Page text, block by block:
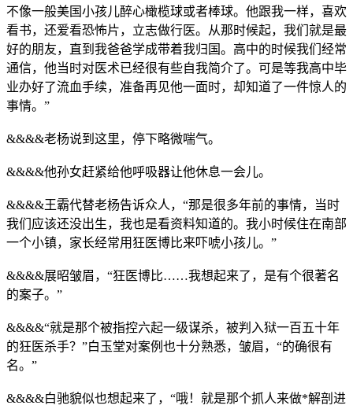
不像一般美国小孩儿醉心橄榄球或者棒球。他跟我一样，喜欢
看书，还爱看恐怖片，立志做行医。从那时候起，我们就是最
好的朋友，直到我爸爸学成带着我归国。高中的时候我们经常
通信，他当时对医术已经很有些自我简介了。可是等我高中毕
业办好了流血手续，准备再见他一面时，却知道了一件惊人的
事情。”
&&&&老杨说到这里，停下略微喘气。
&&&&他孙女赶紧给他呼吸器让他休息一会儿。
&&&&王霸代替老杨告诉众人，“那是很多年前的事情，当时
我们应该还没出生，我也是看资料知道的。我小时候住在南部
一个小镇，家长经常用狂医博比来吓唬小孩儿。”
&&&&展昭皱眉，“狂医博比……我想起来了，是有个很著名
的案子。”
&&&&“就是那个被指控六起一级谋杀，被判入狱一百五十年
的狂医杀手？”白玉堂对案例也十分熟悉，皱眉，“的确很有
名。”
&&&&白驰貌似也想起来了，“哦！就是那个抓人来做*解剖进